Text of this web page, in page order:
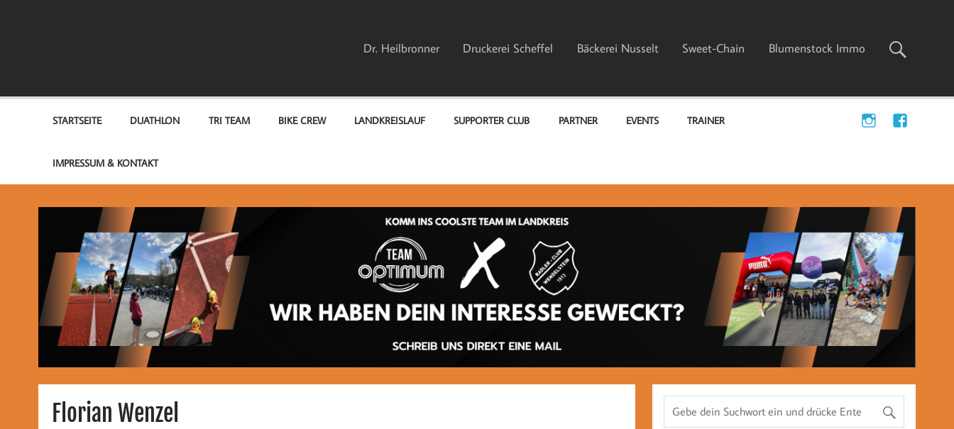
Dr. Heilbronner Druckerei Scheffel Bäckerei Nusselt Sweet-Chain Blumenstock Immo
STARTSEITE DUATHLON TRI TEAM BIKE CREW LANDKREISLAUF SUPPORTER CLUB PARTNER EVENTS TRAINER
IMPRESSUM & KONTAKT
Florian Wenzel